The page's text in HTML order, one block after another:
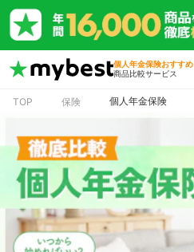
個人年金保険おすすめ
商品比較サービス
TOP 保険 個人年金保険